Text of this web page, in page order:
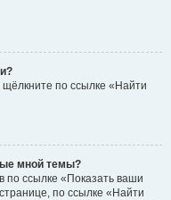
по ссылке «Найти
мной темы?
по ссылке «Показать ваши
по ссылке «Найти